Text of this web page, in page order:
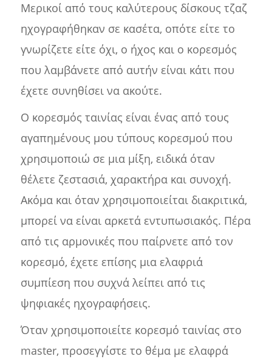
Μερικοί από τους καλύτερους δίσκους τζαζ
ηχογραφήθηκαν σε κασέτα, οπότε είτε το
γνωρίζετε είτε όχι, ο ήχος και ο κορεσμός
που λαμβάνετε από αυτήν είναι κάτι που
έχετε συνηθίσει να ακούτε.
Ο κορεσμός ταινίας είναι ένας από τους
αγαπημένους μου τύπους κορεσμού που
χρησιμοποιώ σε μια μίξη, ειδικά όταν
θέλετε ζεστασιά, χαρακτήρα και συνοχή.
Ακόμα και όταν χρησιμοποιείται διακριτικά,
μπορεί να είναι αρκετά εντυπωσιακός. Πέρα
από τις αρμονικές που παίρνετε από τον
κορεσμό, έχετε επίσης μια ελαφριά
συμπίεση που συχνά λείπει από τις
ψηφιακές ηχογραφήσεις.
Όταν χρησιμοποιείτε κορεσμό ταινίας στο
master, προσεγγίστε το θέμα με ελαφρά